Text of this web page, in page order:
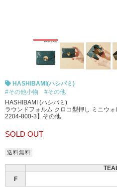
HASHIBAMI(ハシバミ)
#その他小物
#その他
HASHIBAMI (ハシバミ)
ラウンドフォルム クロコ型押し ミニウ
2204-800-3】その他
SOLD OUT
送料無料
F